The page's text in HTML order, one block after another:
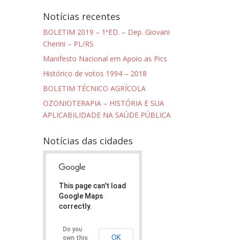
Notícias recentes
BOLETIM 2019 – 1ªED. – Dep. Giovani
Cherini – PL/RS
Manifesto Nacional em Apoio as Pics
Histórico de votos 1994 – 2018
BOLETIM TÉCNICO AGRÍCOLA
OZONIOTERAPIA – HISTÓRIA E SUA
APLICABILIDADE NA SAÚDE PÚBLICA
Notícias das cidades
This page can't load
Google Maps
correctly.
Do you
own this
OK